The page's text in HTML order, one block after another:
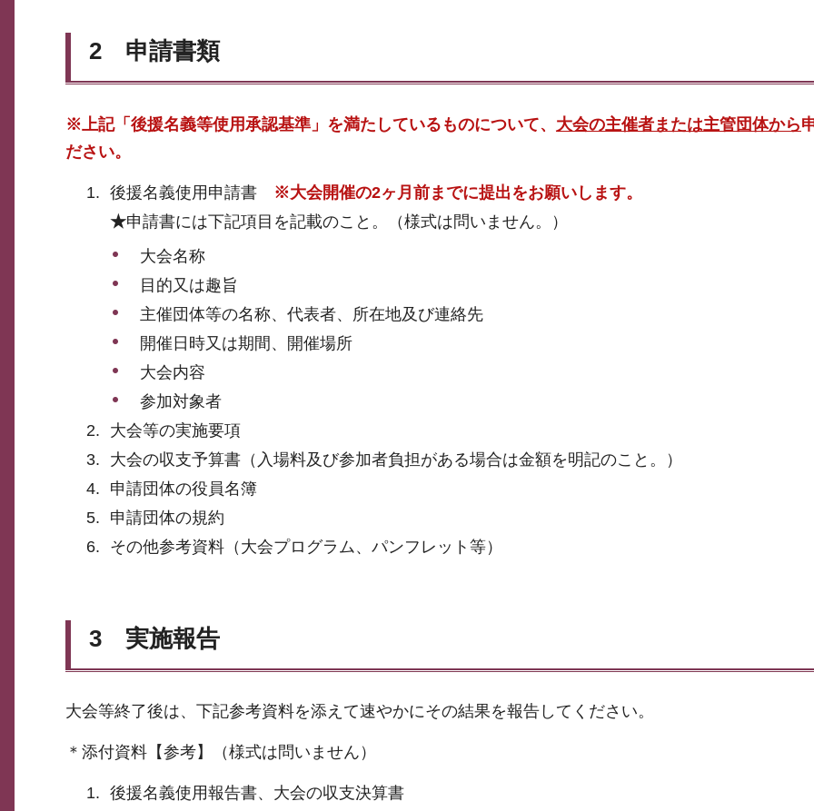
2 申請書類
※上記「後援名義等使用承認基準」を満たしているものについて、 大会の主催者または主管団体から
ださい。
後援名義使用申請書 ※大会開催の2ヶ月前までに提出をお願いします。
★申請書には下記項目を記載のこと。（様式は問いません。）
大会名称
目的又は趣旨
主催団体等の名称、代表者、所在地及び連絡先
開催日時又は期間、開催場所
大会内容
参加対象者
大会等の実施要項
大会の収支予算書（入場料及び参加者負担がある場合は金額を明記のこと。）
申請団体の役員名簿
申請団体の規約
その他参考資料（大会プログラム、パンフレット等）
3 実施報告
大会等終了後は、下記参考資料を添えて速やかにその結果を報告してください。
＊添付資料【参考】（様式は問いません）
後援名義使用報告書、大会の収支決算書